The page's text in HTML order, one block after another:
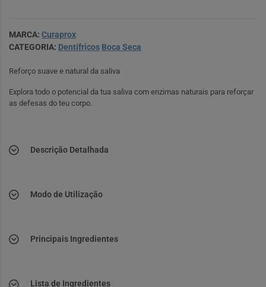
MARCA: Curaprox
CATEGORIA: Dentífricos Boca Seca
Reforço suave e natural da saliva
Explora todo o potencial da tua saliva com enzimas naturais para reforçar
as defesas do teu corpo.
Descrição Detalhada
Modo de Utilização
Principais Ingredientes
Lista de Ingredientes